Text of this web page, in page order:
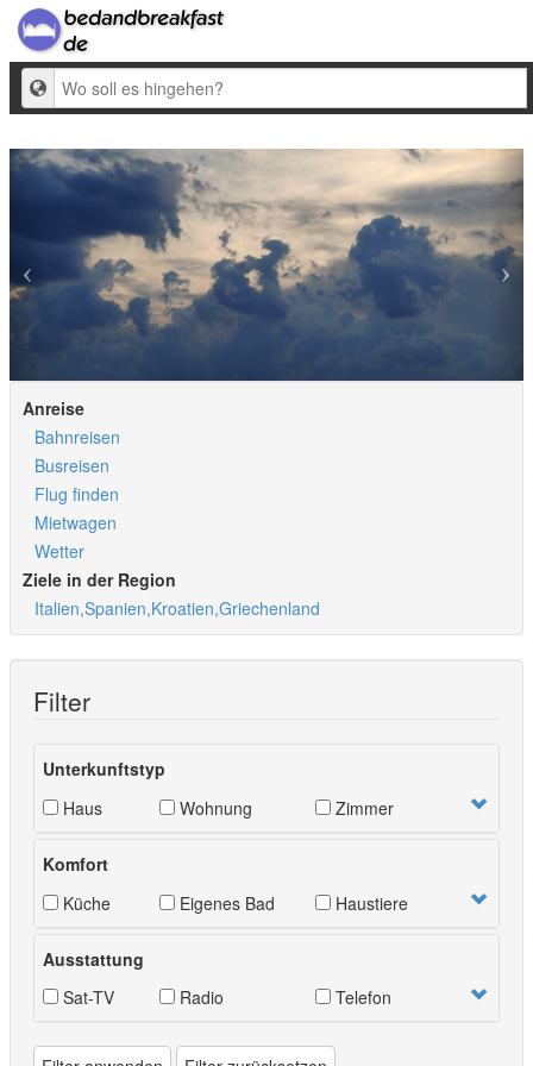
Ziel
Anreise
Bahnreisen
Busreisen
Flug finden
Mietwagen
Wetter
Ziele in der Region
Italien,Spanien,Kroatien,Griechenland
Filter
Unterkunftstyp
Haus
Wohnung Zimmer
Komfort
Küche
Eigenes Bad Haustiere
Ausstattung
Sat-TV
Radio Telefon